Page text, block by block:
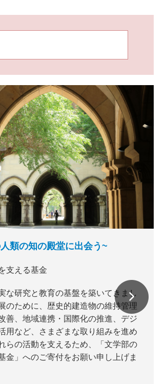
類の知の殿堂に出会う~
支える基金
な研究と教育の基盤を築いてきまし
のために、歴史的建造物の維持管理
善、地域連携・国際化の推進、デジ
用など、さまざまな取り組みを進め
らの活動を支えるため、「文学部の
金」へのご寄付をお願い申し上げま